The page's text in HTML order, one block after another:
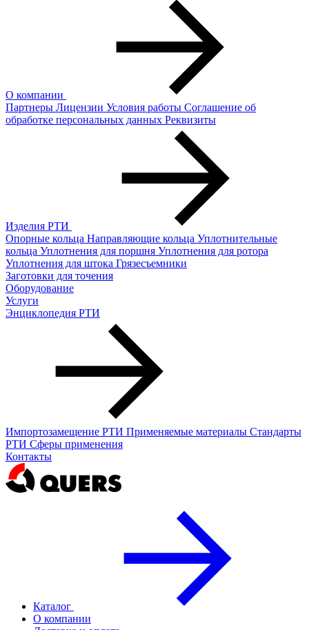
О компании
Партнеры Лицензии Условия работы Соглашение об
обработке персональных данных Реквизиты
Изделия РТИ
Опорные кольца Направляющие кольца Уплотнительные
кольца Уплотнения для поршня Уплотнения для ротора
Уплотнения для штока Грязесъемники
Заготовки для точения
Оборудование
Услуги
Энциклопедия РТИ
Импортозамещение РТИ Применяемые материалы Стандарты
РТИ Сферы применения
Контакты
Каталог
О компании